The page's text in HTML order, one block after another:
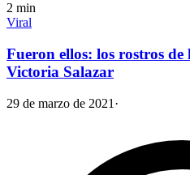
2 min
Viral
Fueron ellos: los rostros
Victoria Salazar
29 de marzo de 2021 ·